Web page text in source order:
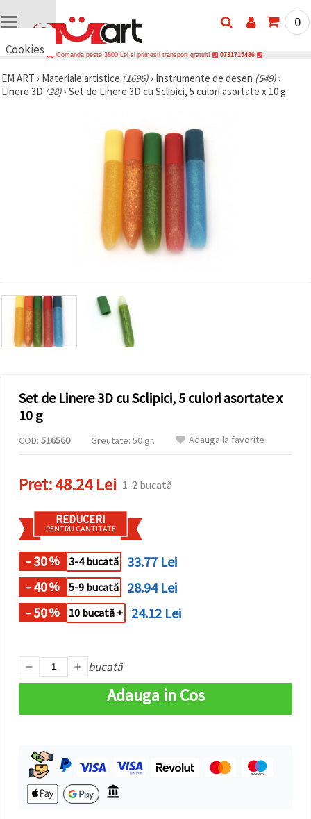
Cookies
vrem să vă
oferim
vă de
și re-
vizitele.
Puteți fi de
acord să
clic pe "pe
vă indicați
în setări
dat și
"Salvați"
Аcceptati
toate!
Setări
0
Comanda peste 3800 Lei si primesti transport gratuit! 0731715486
EM ART › Materiale artistice (1696)› Instrumente de desen (549)›
Linere 3D (28)› Set de Linere 3D cu Sclipici, 5 culori asortate x 10 g
Set de Linere 3D cu Sclipici, 5 culori asortate x
10 g
COD: 516560 Greutate: 50 gr. Adauga la favorite
Pret:48.24 Lei 1-2 bucată
REDUCERI
PENTRU CANTITATE
- 30% 3-4 bucată
33.77 Lei
- 40% 5-9 bucată
28.94 Lei
- 50% 10 bucată + 24.12 Lei
bucată
Adauga in Cos